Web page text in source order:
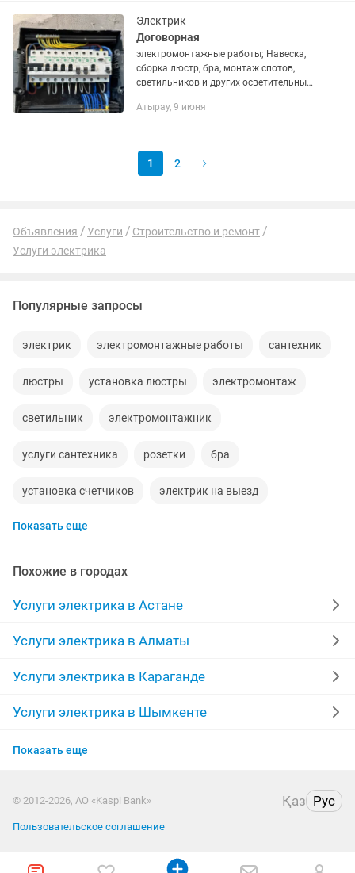
светильников,...
Электрик
Договорная
электромонтажные работы; Навеска,
сборка люстр, бра, монтаж спотов,
светильников и других осветительных
Установка
Атырау, 9 июня
1 2
Объявления Услуги
Строительство и ремонт
Услуги электрика
Популярные запросы
электрик электромонтажные работы сантехник
люстры установка люстры электромонтаж
светильник электромонтажник
услуги сантехника розетки бра
установка счетчиков электрик на выезд
выключатели
гарантия качества замена розеток
электро монтажные работы
услуги монтажа установка светильников
люстра светильник аварийная
ремонт люстр
электромонтажные услуги
Показать еще
Похожие в городах
Услуги электрика в Астане
Услуги электрика в Алматы
Услуги электрика в Караганде
Услуги электрика в Шымкенте
Услуги электрика в Усть-Каменогорске
Услуги электрика в Таразе
Услуги электрика в Павлодаре
Показать еще
© 2012-2026, АО «Kaspi Bank» Қаз Рус
Пользовательское соглашение